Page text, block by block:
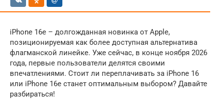
iPhone 16e – долгожданная новинка от Apple,
позиционируемая как более доступная альтернатива
флагманской линейке. Уже сейчас, в конце ноября 2026
года, первые пользователи делятся своими
впечатлениями. Стоит ли переплачивать за iPhone 16
или iPhone 16e станет оптимальным выбором? Давайте
разбираться!